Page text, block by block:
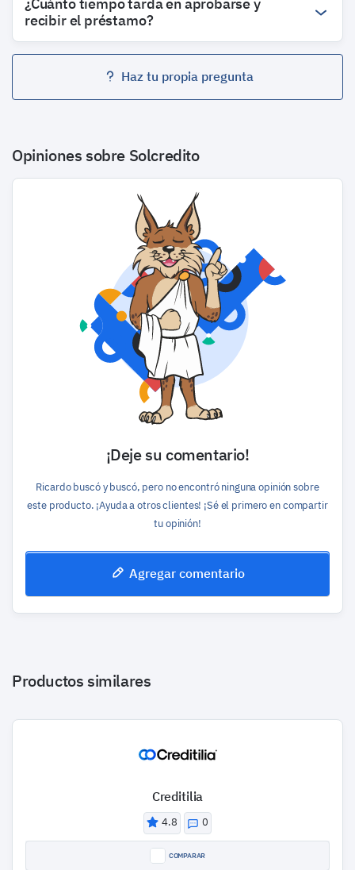
recibir el préstamo?
Haz tu propia pregunta
Opiniones sobre Solcredito
¡Deje su comentario!
Ricardo buscó y buscó, pero no encontró ninguna opinión sobre
este producto. ¡Ayuda a otros clientes! ¡Sé el primero en compartir
tu opinión!
Agregar comentario
Productos similares
Creditilia
4.8 0
COMPARAR